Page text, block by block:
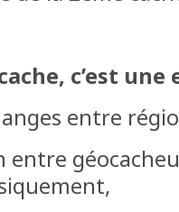
c’est une
entre
entre